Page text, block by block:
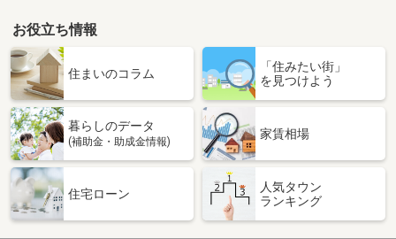
お役立ち情報
住まいのコラム
「住みたい街」
を見つけよう
暮らしのデータ
(補助金・助成金情報)
家賃相場
住宅ローン
人気タウン
ランキング